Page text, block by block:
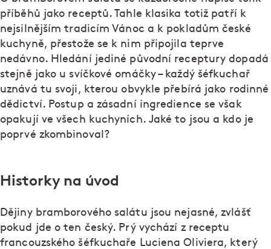
příběhů jako receptů. Tahle klasika totiž patří k
nejsilnějším tradicím Vánoc a k pokladům české
kuchyně, přestože se k nim připojila teprve
nedávno. Hledání jediné původní receptury dopadá
stejně jako u svíčkové omáčky – každý šéfkuchař
uznává tu svoji, kterou obvykle přebírá jako rodinné
dědictví. Postup a zásadní ingredience se však
opakují ve všech kuchyních. Jaké to jsou a kdo je
poprvé zkombinoval?
Historky na úvod
Dějiny bramborového salátu jsou nejasné, zvlášť
pokud jde o ten český. Prý vychází z receptu
francouzského šéfkuchaře Luciena Oliviera, který